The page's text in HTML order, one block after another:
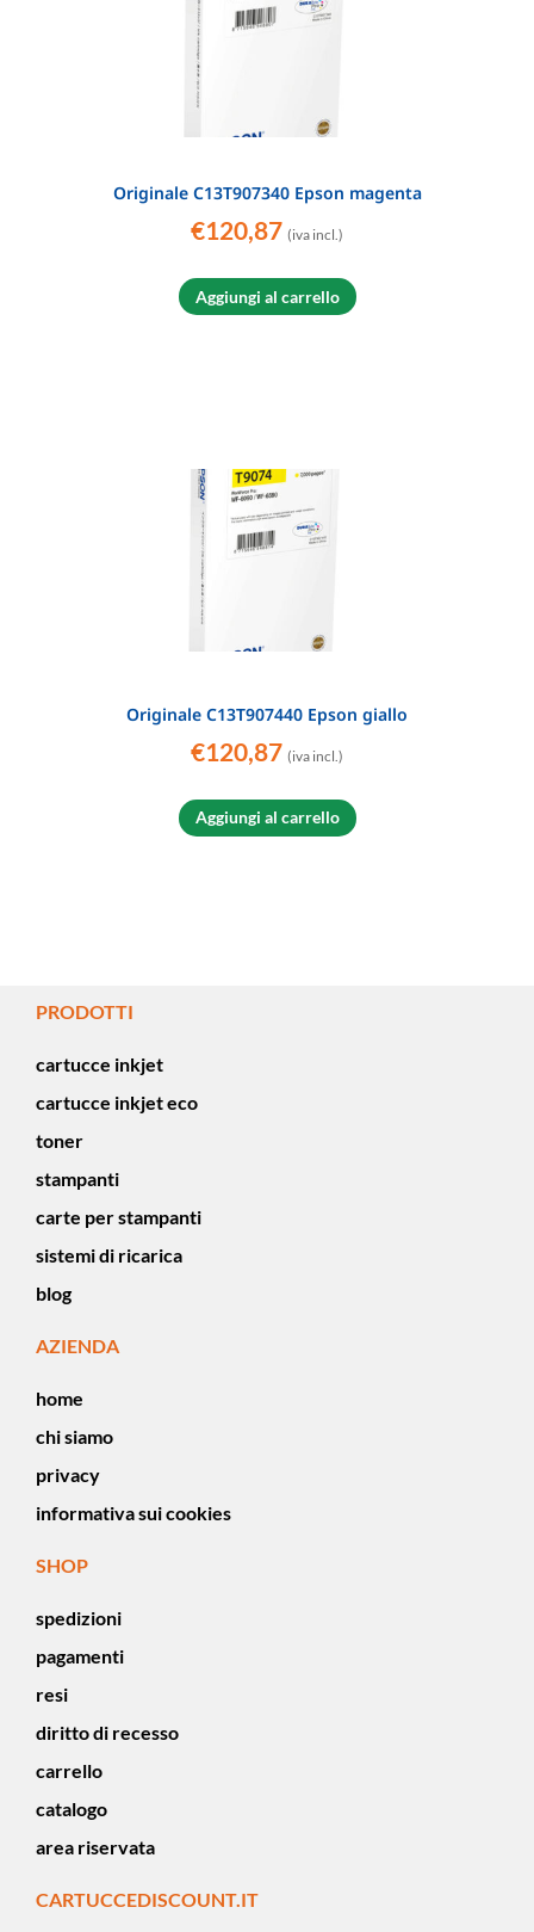
Originale C13T907340 Epson magenta
€120,87 (iva incl.)
Aggiungi al carrello
Originale C13T907440 Epson giallo
€120,87 (iva incl.)
Aggiungi al carrello
PRODOTTI
cartucce inkjet
cartucce inkjet eco
toner
stampanti
carte per stampanti
sistemi di ricarica
blog
AZIENDA
home
chi siamo
privacy
informativa sui cookies
SHOP
spedizioni
pagamenti
resi
diritto di recesso
carrello
catalogo
area riservata
CARTUCCEDISCOUNT.IT